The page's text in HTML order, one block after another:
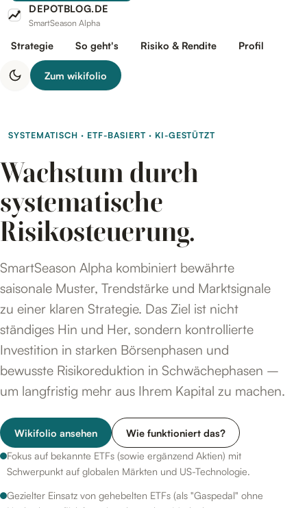
DEPOTBLOG.DE
SmartSeason Alpha
Strategie So geht's Risiko & Rendite Profil
Zum wikifolio
SYSTEMATISCH · ETF-BASIERT · KI-GESTÜTZT
Wachstum durch
systematische
Risikosteuerung.
SmartSeason Alpha kombiniert bewährte
saisonale Muster, Trendstärke und Marktsignale
zu einer klaren Strategie. Das Ziel ist nicht
ständiges Hin und Her, sondern kontrollierte
Investition in starken Börsenphasen und
bewusste Risikoreduktion in Schwächephasen –
um langfristig mehr aus Ihrem Kapital zu machen.
Wikifolio ansehen
Wie funktioniert das?
Fokus auf bekannte ETFs (sowie ergänzend Aktien) mit
Schwerpunkt auf globalen Märkten und US-Technologie.
Gezielter Einsatz von gehebelten ETFs (als "Gaspedal" ohne